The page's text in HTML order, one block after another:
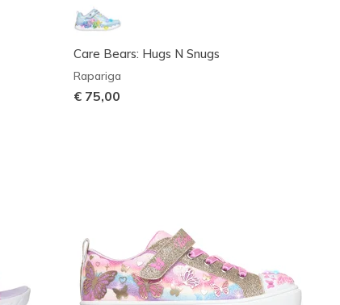
Care Bears: Hugs N Snugs
Rapariga
€ 75,00